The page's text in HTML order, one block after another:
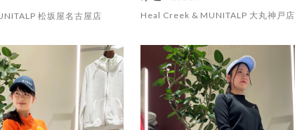
松坂屋名古屋店 Heal Creek & MUNITALP 大丸神戸店